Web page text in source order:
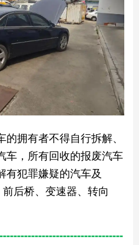
拥有者不得自行拆解、
车，所有回收的报废汽车
有犯罪嫌疑的汽车及
后桥、变速器、转向